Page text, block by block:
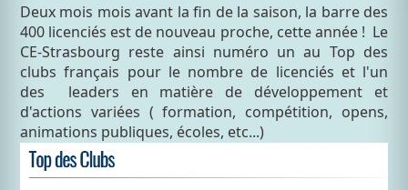
Deux mois mois avant la fin de la saison, la barre des
400 licenciés est de nouveau proche, cette année ! Le
CE-Strasbourg reste ainsi numéro un au Top des
clubs français pour le nombre de licenciés et l'un
des leaders en matière de développement et
d'actions variées ( formation, compétition, opens,
animations publiques, écoles, etc...)